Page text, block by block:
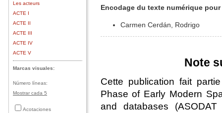
Les acteurs
ACTE I
ACTE II
ACTE III
ACTE IV
ACTE V
Marcas visuales:
Número líneas:
Mostrar cada 5
Acotaciones
Encodage du texte numérique pour
Carmen Cerdán, Rodrigo
Note
Cette publication fait
Phase of Early Modern
and databases